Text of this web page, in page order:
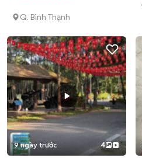
Q. Bình Thạnh
9 ngày trước 4